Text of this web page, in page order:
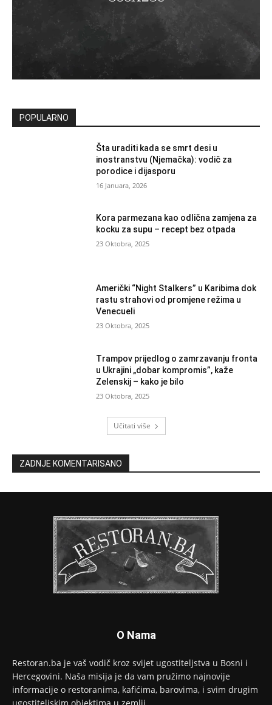
POPULARNO
Šta uraditi kada se smrt desi u
inostranstvu (Njemačka): vodič za
porodice i dijasporu
16 Januara, 2026
Kora parmezana kao odlična zamjena za
kocku za supu – recept bez otpada
23 Oktobra, 2025
Američki “Night Stalkers” u Karibima dok
rastu strahovi od promjene režima u
Venecueli
23 Oktobra, 2025
Trampov prijedlog o zamrzavanju fronta
u Ukrajini „dobar kompromis”, kaže
Zelenskij – kako je bilo
23 Oktobra, 2025
Učitati više
ZADNJE KOMENTARISANO
O Nama
Restoran.ba je vaš vodič kroz svijet ugostiteljstva u Bosni i
Hercegovini. Naša misija je da vam pružimo najnovije
informacije o restoranima, kafićima, barovima, i svim drugim